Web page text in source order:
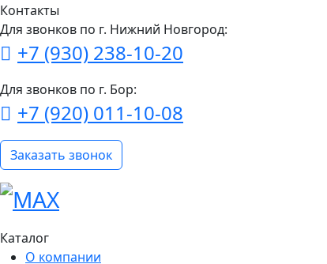
Контакты
Для звонков по г. Нижний Новгород:
+7 (930) 238-10-20
Для звонков по г. Бор:
+7 (920) 011-10-08
Заказать звонок
Каталог
О компании